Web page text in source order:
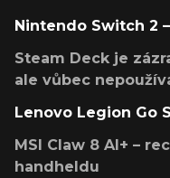
Nintendo Switch 2
Steam Deck je
ale vůbec
Lenovo Legion Go
MSI Claw 8 AI+ –
handheldu